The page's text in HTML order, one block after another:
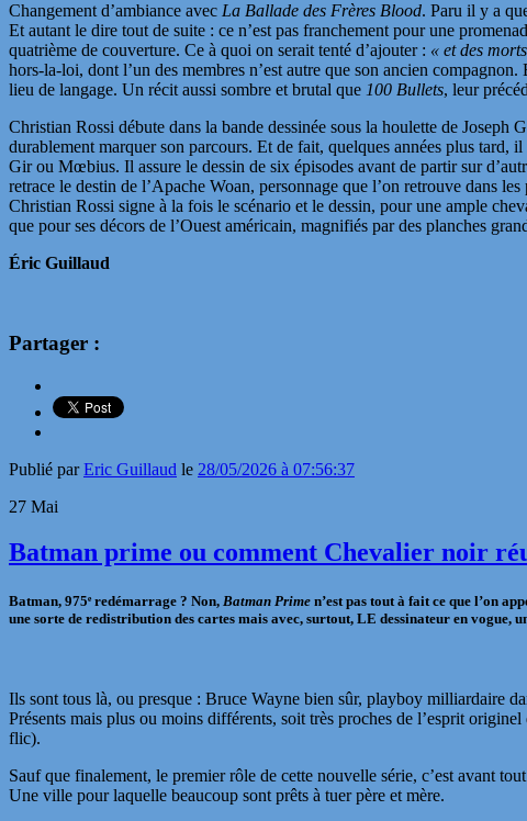
Changement d’ambiance avec La Ballade des Frères Blood. Paru il y a
Et autant le dire tout de suite : ce n’est pas franchement pour une
quatrième de couverture. Ce à quoi on serait tenté d’ajouter : « et des
hors-la-loi, dont l’un des membres n’est autre que son ancien
lieu de langage. Un récit aussi sombre et brutal que 100 Bullets, leur
Christian Rossi débute dans la bande dessinée sous la houlette de Joseph
durablement marquer son parcours. Et de fait, quelques années plus tard,
Gir ou Mœbius. Il assure le dessin de six épisodes avant de partir sur
retrace le destin de l’Apache Woan, personnage que l’on retrouve dans les
Christian Rossi signe à la fois le scénario et le dessin, pour une ample
que pour ses décors de l’Ouest américain, magnifiés par des planches
Éric Guillaud
Partager :
Publié parEric Guillaud le 28/05/2026 à 07:56:37
27 Mai
Batman prime ou comment Chevalier noir
Batman, 975ᵉredémarrage ? Non, Batman Prime n’est pas tout à fait ce que l’on
une sorte de redistribution des cartes mais avec, surtout, LE dessinateur en vogue,
Ils sont tous là, ou presque : Bruce Wayne bien sûr, playboy milliardaire
Présents mais plus ou moins différents, soit très proches de l’esprit
flic).
Sauf que finalement, le premier rôle de cette nouvelle série, c’est avant
Une ville pour laquelle beaucoup sont prêts à tuer père et mère.